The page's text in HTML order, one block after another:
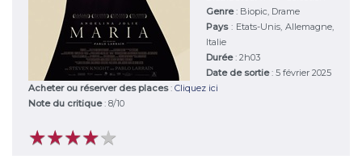
Genre: Biopic, Drame
Pays : Etats-Unis, Allemagne,
Italie
Durée: 2h03
Date de sortie: 5 février 2025
Acheter ou réserver des places: Cliquez ici
Note du critique: 8/10
★★★★★
★★★★★